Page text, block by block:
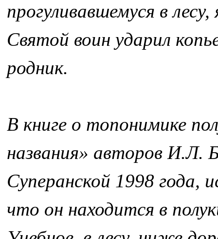
прогуливавшемуся в
Святой воин ударил
родник.
В книге о топонимике
названия» авторов И.Л.
Суперанской 1998 года,
что он находится в